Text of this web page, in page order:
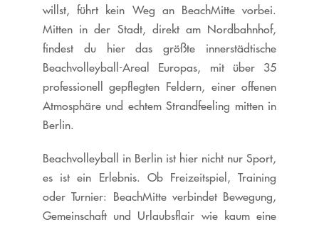
willst, führt kein Weg an BeachMitte vorbei.
Mitten in der Stadt, direkt am Nordbahnhof,
findest du hier das größte innerstädtische
Beachvolleyball-Areal Europas, mit über 35
professionell gepflegten Feldern, einer offenen
Atmosphäre und echtem Strandfeeling mitten in
Berlin.
Beachvolleyball in Berlin ist hier nicht nur Sport,
es ist ein Erlebnis. Ob Freizeitspiel, Training
oder Turnier: BeachMitte verbindet Bewegung,
Gemeinschaft und Urlaubsflair wie kaum eine